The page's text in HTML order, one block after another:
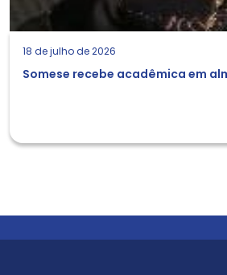
18 de julho de 2026
Somese recebe acadêmica em